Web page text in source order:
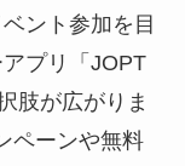
ント参加を目
プリ「JOPT
肢が広がりま
ペーンや無料